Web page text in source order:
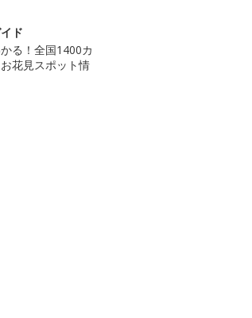
ド
る！全国1400カ
花見スポット情